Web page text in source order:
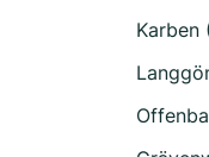
Karben